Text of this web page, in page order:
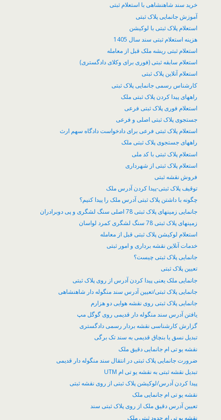
خرید سند شاهنشاهی با استعلام ثبتی
آموزش جانمایی پلاک ثبتی
استعلام پلاک ثبتی با لوکیشن
هزینه استعلام ثبتی سند سال 1405
استعلام ثبتی ریشه ملک قبل از معامله
استعلام سابقه ثبتی (فوری برای وکلای دادگستری)
استعلام آنلاین پلاک ثبتی
کارشناس رسمی جانمایی پلاک ثبتی
راههای پیدا کردن پلاک ثبتی ملک
استعلام فوری پلاک ثبتی فرعی
جستجوی پلاک ثبتی اصلی و فرعی
استعلام پلاک ثبتی فرعی برای دادخواست دادگاه سهم ارث
راههای جستجوی پلاک ثبتی ملک
استعلام پلاک ثبتی با کد ملی
استعلام پلاک ثبتی از شهرداری
فروش نقشه ثبتی
توقیف پلاک ثبتی-پیدا کردن آدرس ملک
چگونه با داشتن پلاک ثبتی آدرس ملک را پیدا کنیم؟
جانمایی زمینهای پلاک ثبتی 78 اصلی سنگ لشگری و پی دوبرادران
زمینهای پلاک ثبتی 78 سنگ لشگری کمرد لواسان
​استعلام لوکیشن پلاک ثبتی قبل از معامله
خدمات آنلاین نقشه برداری و امور ثبتی
جانمایی پلاک ثبتی چیست؟
تعیین پلاک ثبتی
جانمایی ملک یعنی پیدا کردن آدرس از روی پلاک ثبتی
جانمایی پلاک ثبتی/تعیین آدرس سند منگوله دار شاهنشاهی
جانمایی پلاک ثبتی روی نقشه هوایی دو هزارم
یافتن آدرس سند منگوله دار قدیمی روی گوگل مپ
گزارش کارشناسی نقشه بردار رسمی دادگستری
تبدیل نسق یا بنچاق قدیمی به سند تک برگی
نقشه یو تی ام جانمایی دقیق ملک
ضرورت جانمایی پلاک ثبتی در انتقال سند منگوله دار قدیمی
تبدیل نقشه ثبتی به نقشه یو تی ام UTM
پیدا کردن آدرس/لوکیشن پلاک ثبتی از روی نقشه ثبتی
نقشه یو تی ام جانمایی ملک
تعیین آدرس دقیق ملک از روی پلاک ثبتی سند
نقشه یو تی ام حدود ثبتی ملک